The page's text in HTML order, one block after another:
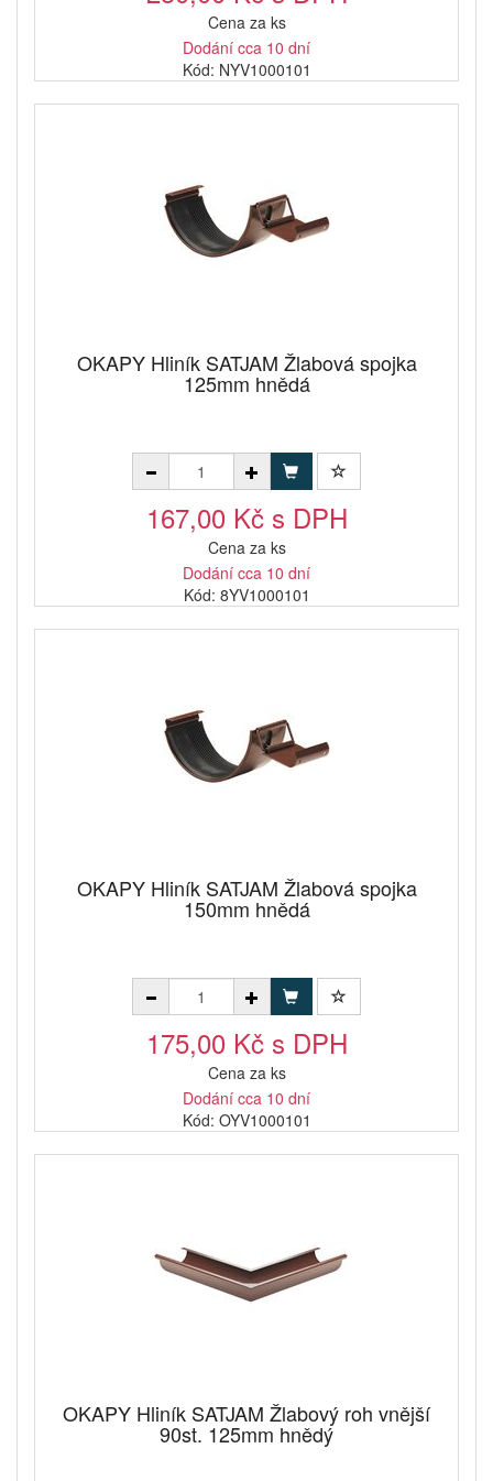
Cena za ks
Dodání cca 10 dní
Kód: NYV1000101
OKAPY Hliník SATJAM Žlabová spojka
125mm hnědá
167,00 Kč s DPH
Cena za ks
Dodání cca 10 dní
Kód: 8YV1000101
OKAPY Hliník SATJAM Žlabová spojka
150mm hnědá
175,00 Kč s DPH
Cena za ks
Dodání cca 10 dní
Kód: OYV1000101
OKAPY Hliník SATJAM Žlabový roh vnější
90st. 125mm hnědý